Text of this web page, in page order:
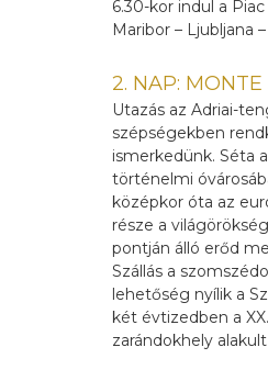
6.30-kor indul a
Maribor – Ljubljana
2. NAP:
Utazás az Adriai-
szépségekben
ismerkedünk. Séta
történelmi
középkor óta az
része a
pontján álló erőd
Szállás a
lehetőség nyílik a
két évtizedben a
zarándokhely alakult